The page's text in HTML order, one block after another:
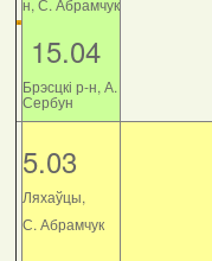
н, С. Абрамчук
15.04
Брэсцкі р-н, А.
Сербун
5.03
Ляхаўцы,
С. Абрамчук